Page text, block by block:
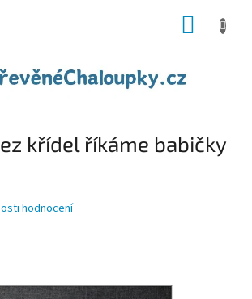
křídel říkáme babičky
hodnocení